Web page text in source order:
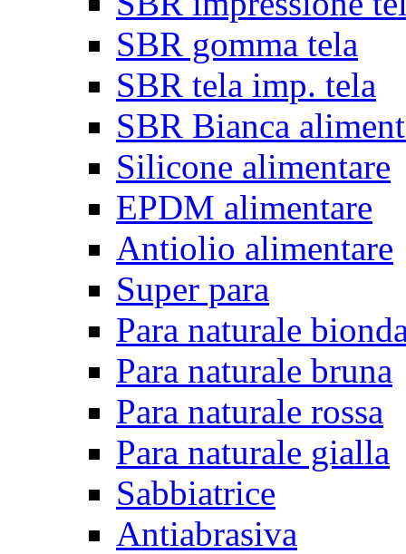
SBR gomma tela
SBR tela imp. tela
SBR Bianca
Silicone alimentare
EPDM alimentare
Antiolio alimentare
Super para
Para naturale
Para naturale bruna
Para naturale rossa
Para naturale gialla
Sabbiatrice
Antiabrasiva